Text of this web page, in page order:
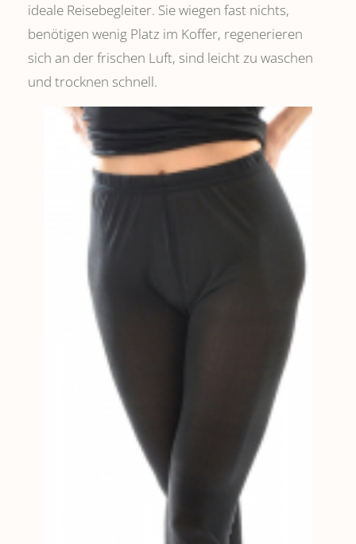
ideale Reisebegleiter. Sie wiegen fast nichts,
benötigen wenig Platz im Koffer, regenerieren
sich an der frischen Luft, sind leicht zu waschen
und trocknen schnell.